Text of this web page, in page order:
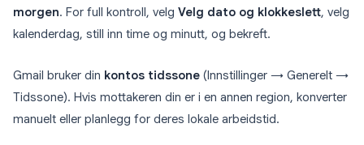
morgen. For full kontroll, velg Velg dato og klokkeslett, velg
kalenderdag, still inn time og minutt, og bekreft.
Gmail bruker din kontos tidssone (Innstillinger → Generelt →
Tidssone). Hvis mottakeren din er i en annen region, konverter
manuelt eller planlegg for deres lokale arbeidstid.